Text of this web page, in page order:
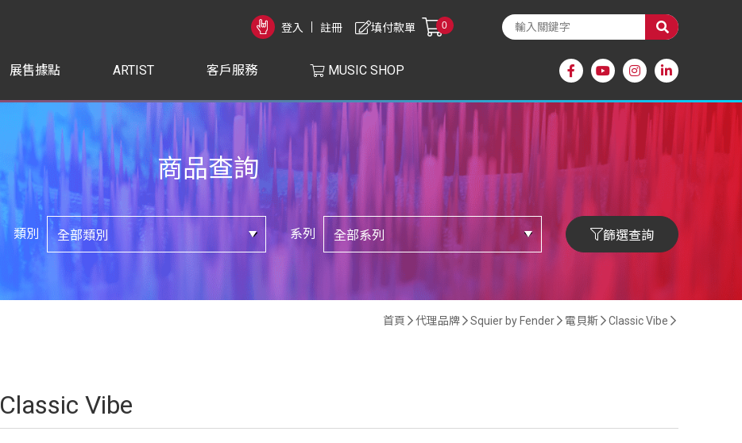
登入 註冊 0
填付款單
展售據點 ARTIST 客戶服務 MUSIC SHOP
商品查詢
類別 系列 篩選查詢
首頁 代理品牌 Squier by Fender 電貝斯 Classic Vibe
Classic Vibe